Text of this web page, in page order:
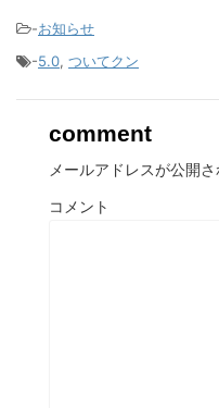
-お知らせ
-5.0, ついてクン
comment
メールアドレスが公開
コメント